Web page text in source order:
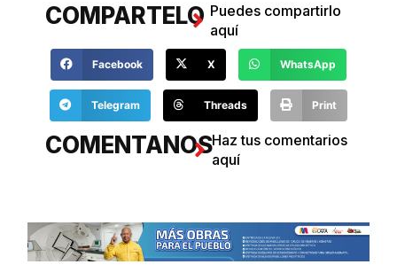
COMPARTELO Puedes compartirlo
aquí
Facebook X WhatsApp
Telegram Threads Print
COMENTANOSHaz tus comentarios
aquí